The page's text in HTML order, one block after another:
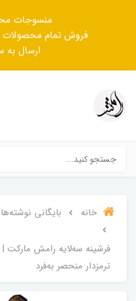
منسوجات
فروش تمام
ارسال به
خانه بایگانی نوشته‌ها
فرشینه سه‌لایه رامش
ترمزدار منحصر به‌فرد